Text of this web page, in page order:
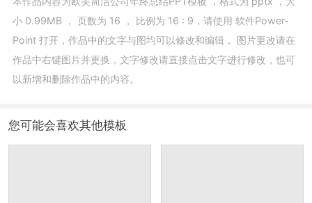
小 0.99MB， 页数为 16 ， 比例为 16 : 9 ，请使用 软件Power-
Point 打开，作品中的文字与图均可以修改和编辑， 图片更改请在
作品中右键图片并更换，文字修改请直接点击文字进行修改，也可
以新增和删除作品中的内容。
您可能会喜欢其他模板